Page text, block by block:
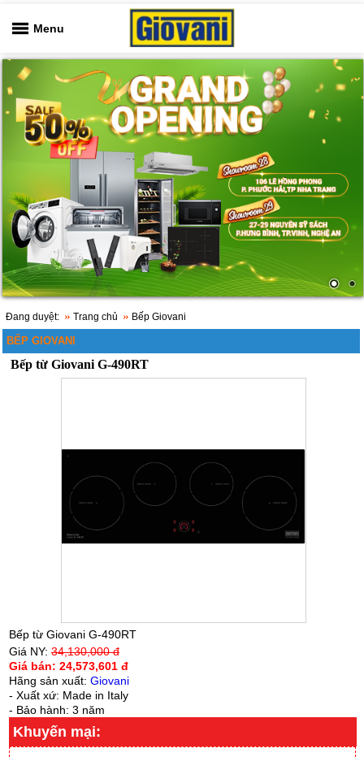
Menu
Đang duyệt: Trang chủ Bếp Giovani
BẾP GIOVANI
Bếp từ Giovani G-490RT
Bếp từ Giovani G-490RT
Giá NY: 34,130,000 đ
Giá bán: 24,573,601 đ
Hãng sản xuất: Giovani
- Xuất xứ: Made in Italy
- Bảo hành: 3 năm
Khuyến mại: